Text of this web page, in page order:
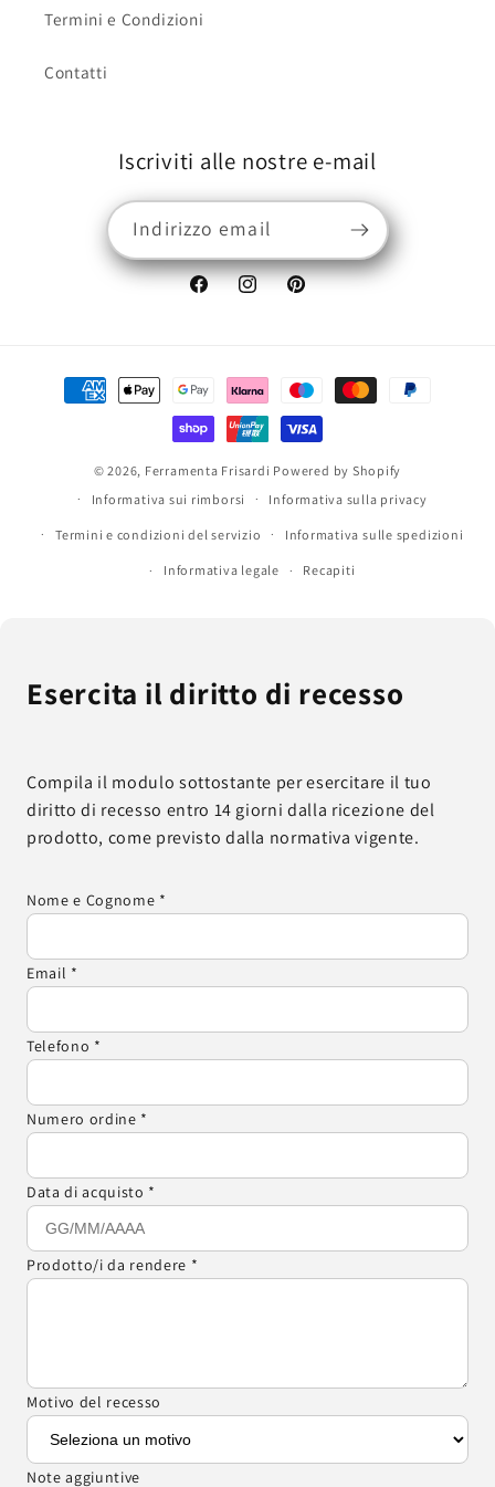
Termini e Condizioni
Contatti
Iscriviti alle nostre e-mail
Indirizzo email
FacebookInstagramPinterest
Metodi
© 2026, Ferramenta Frisardi Powered by Shopify
Informativa sui rimborsi
Informativa sulla privacy
Termini e condizioni del servizio Informativa sulle spedizioni
Informativa legale Recapiti
Esercita il diritto di recesso
Compila il modulo sottostante per esercitare il tuo
diritto di recesso entro 14 giorni dalla ricezione del
prodotto, come previsto dalla normativa vigente.
Nome e Cognome *
Email *
Telefono *
Numero ordine *
Data di acquisto *
Prodotto/i da rendere *
Motivo del recesso
Note aggiuntive